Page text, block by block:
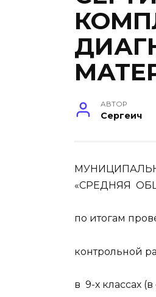
АВТОР
Сергеич
«СРЕДНЯЯ
по итогам
контрольной
в 9-х классах